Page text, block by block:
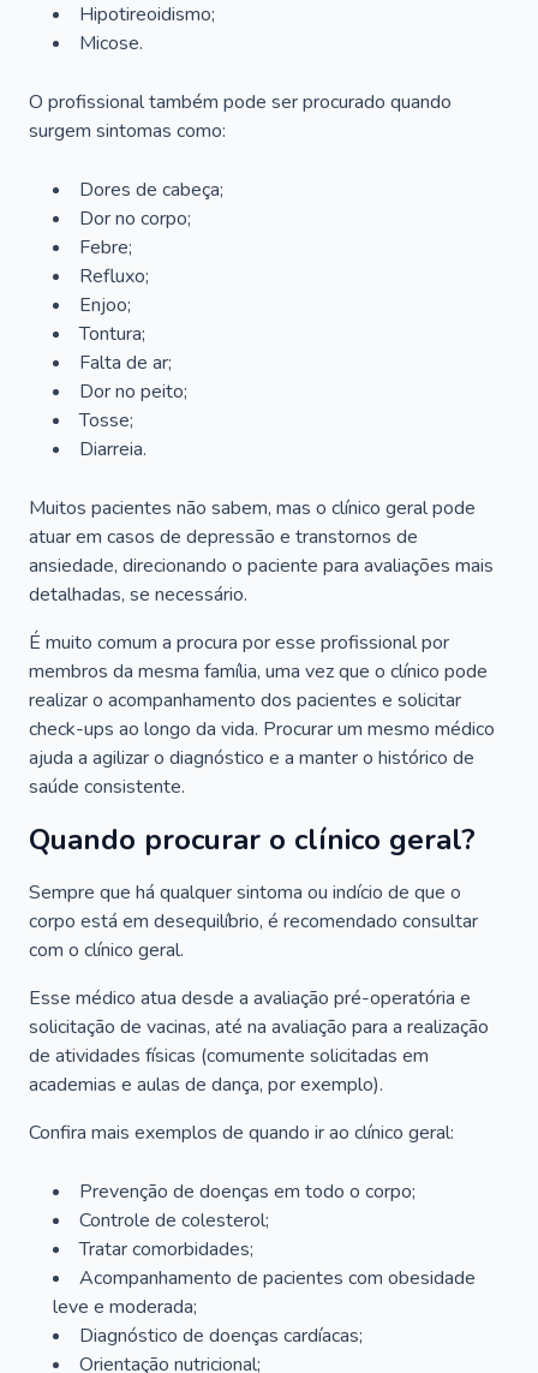
Hipotireoidismo;
Micose.
O profissional também pode ser procurado quando
surgem sintomas como:
Dores de cabeça;
Dor no corpo;
Febre;
Refluxo;
Enjoo;
Tontura;
Falta de ar;
Dor no peito;
Tosse;
Diarreia.
Muitos pacientes não sabem, mas o clínico geral pode
atuar em casos de depressão e transtornos de
ansiedade, direcionando o paciente para avaliações mais
detalhadas, se necessário.
É muito comum a procura por esse profissional por
membros da mesma família, uma vez que o clínico pode
realizar o acompanhamento dos pacientes e solicitar
check-ups ao longo da vida. Procurar um mesmo médico
ajuda a agilizar o diagnóstico e a manter o histórico de
saúde consistente.
Quando procurar o clínico geral?
Sempre que há qualquer sintoma ou indício de que o
corpo está em desequilíbrio, é recomendado consultar
com o clínico geral.
Esse médico atua desde a avaliação pré-operatória e
solicitação de vacinas, até na avaliação para a realização
de atividades físicas (comumente solicitadas em
academias e aulas de dança, por exemplo).
Confira mais exemplos de quando ir ao clínico geral:
Prevenção de doenças em todo o corpo;
Controle de colesterol;
Tratar comorbidades;
Acompanhamento de pacientes com obesidade
leve e moderada;
Diagnóstico de doenças cardíacas;
Orientação nutricional;